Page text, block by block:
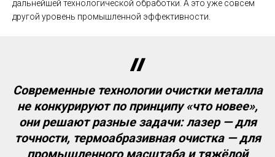
дальнейшей технологической обработки. А это уже совсем
другой уровень промышленной эффективности.
Современные технологии очистки металла
не конкурируют по принципу «что новее»,
они решают разные задачи: лазер — для
точности, термоабразивная очистка — для